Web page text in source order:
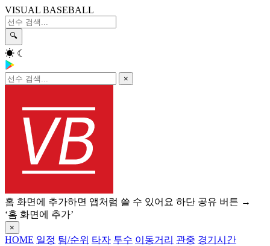
VISUAL BASEBALL
🔍
☀ ☾
×
홈 화면에 추가하면 앱처럼 쓸 수 있어요 하단 공유 버튼 →
‘홈 화면에 추가’
×
HOME 일정 팀/순위 타자 투수 이동거리 관중 경기시간